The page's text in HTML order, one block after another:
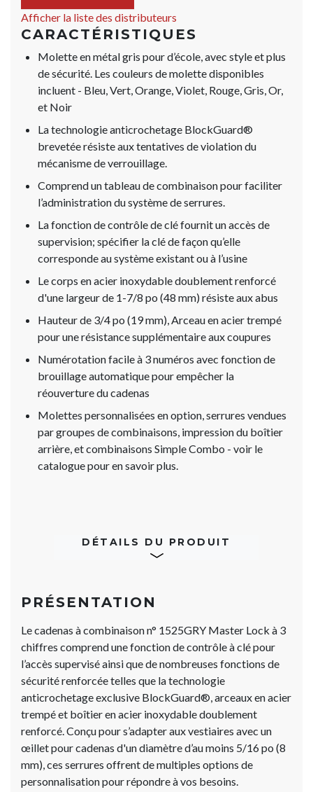
Afficher la liste des distributeurs
CARACTÉRISTIQUES
Molette en métal gris pour d’école, avec style et plus
de sécurité. Les couleurs de molette disponibles
incluent - Bleu, Vert, Orange, Violet, Rouge, Gris, Or,
et Noir
La technologie anticrochetage BlockGuard®
brevetée résiste aux tentatives de violation du
mécanisme de verrouillage.
Comprend un tableau de combinaison pour faciliter
l’administration du système de serrures.
La fonction de contrôle de clé fournit un accès de
supervision; spécifier la clé de façon qu’elle
corresponde au système existant ou à l’usine
Le corps en acier inoxydable doublement renforcé
d'une largeur de 1-7/8 po (48 mm) résiste aux abus
Hauteur de 3/4 po (19 mm), Arceau en acier trempé
pour une résistance supplémentaire aux coupures
Numérotation facile à 3 numéros avec fonction de
brouillage automatique pour empêcher la
réouverture du cadenas
Molettes personnalisées en option, serrures vendues
par groupes de combinaisons, impression du boîtier
arrière, et combinaisons Simple Combo - voir le
catalogue pour en savoir plus.
DÉTAILS DU PRODUIT
PRÉSENTATION
Le cadenas à combinaison n° 1525GRY Master Lock à 3
chiffres comprend une fonction de contrôle à clé pour
l’accès supervisé ainsi que de nombreuses fonctions de
sécurité renforcée telles que la technologie
anticrochetage exclusive BlockGuard®​​​​​​​, arceaux en acier
trempé et boîtier en acier inoxydable doublement
renforcé. Conçu pour s’adapter aux vestiaires avec un
œillet pour cadenas d'un diamètre d’au moins 5/16 po (8
mm), ces serrures offrent de multiples options de
personnalisation pour répondre à vos besoins.